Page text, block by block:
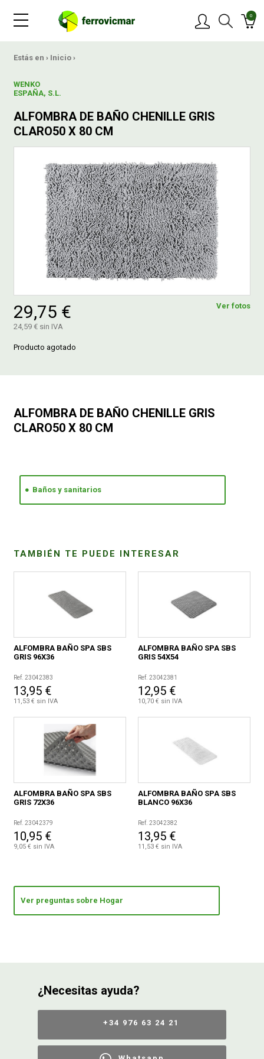
0
Estás en › Inicio ›
WENKO
ESPAÑA, S.L.
ALFOMBRA DE BAÑO CHENILLE GRIS
CLARO50 X 80 CM
Ver fotos
29,75 €
24,59 € sin IVA
Producto agotado
ALFOMBRA DE BAÑO CHENILLE GRIS
CLARO50 X 80 CM
Baños y sanitarios
TAMBIÉN TE PUEDE INTERESAR
ALFOMBRA BAÑO SPA SBS
GRIS 96X36
Ref. 23042383
13,95 €
11,53 € sin IVA
ALFOMBRA BAÑO SPA SBS
GRIS 54X54
Ref. 23042381
12,95 €
10,70 € sin IVA
ALFOMBRA BAÑO SPA SBS
GRIS 72X36
Ref. 23042379
10,95 €
9,05 € sin IVA
ALFOMBRA BAÑO SPA SBS
BLANCO 96X36
Ref. 23042382
13,95 €
11,53 € sin IVA
Ver preguntas sobre Hogar
¿Necesitas ayuda?
+34 976 63 24 21
OFERTAS
NOVEDADES
BLOG
CONTACTAR
FERROVICMAR
GUÍAS
DEVOLUCIONES
CONDICIONES